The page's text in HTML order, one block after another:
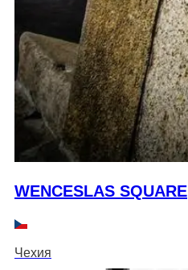
WENCESLAS SQUARE
Чехия